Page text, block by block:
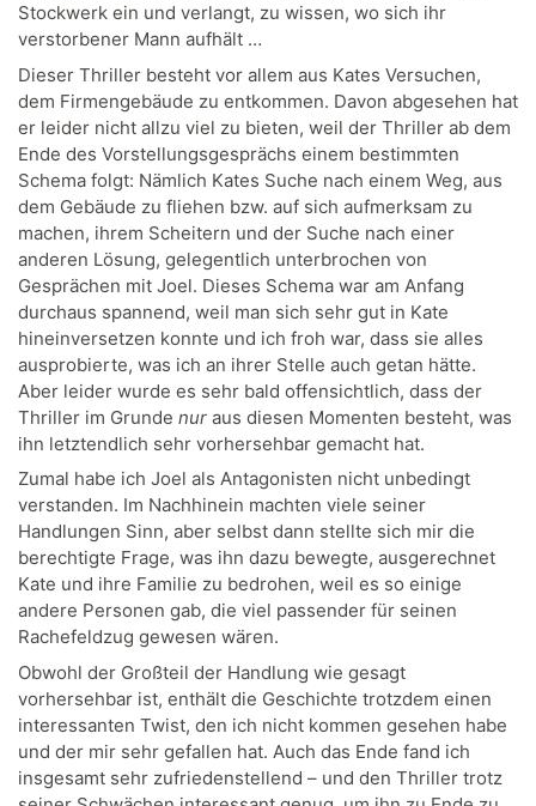
Stockwerk ein und verlangt, zu wissen, wo sich ihr
verstorbener Mann aufhält …
Dieser Thriller besteht vor allem aus Kates Versuchen,
dem Firmengebäude zu entkommen. Davon abgesehen hat
er leider nicht allzu viel zu bieten, weil der Thriller ab dem
Ende des Vorstellungsgesprächs einem bestimmten
Schema folgt: Nämlich Kates Suche nach einem Weg, aus
dem Gebäude zu fliehen bzw. auf sich aufmerksam zu
machen, ihrem Scheitern und der Suche nach einer
anderen Lösung, gelegentlich unterbrochen von
Gesprächen mit Joel. Dieses Schema war am Anfang
durchaus spannend, weil man sich sehr gut in Kate
hineinversetzen konnte und ich froh war, dass sie alles
ausprobierte, was ich an ihrer Stelle auch getan hätte.
Aber leider wurde es sehr bald offensichtlich, dass der
Thriller im Grunde nur aus diesen Momenten besteht, was
ihn letztendlich sehr vorhersehbar gemacht hat.
Zumal habe ich Joel als Antagonisten nicht unbedingt
verstanden. Im Nachhinein machten viele seiner
Handlungen Sinn, aber selbst dann stellte sich mir die
berechtigte Frage, was ihn dazu bewegte, ausgerechnet
Kate und ihre Familie zu bedrohen, weil es so einige
andere Personen gab, die viel passender für seinen
Rachefeldzug gewesen wären.
Obwohl der Großteil der Handlung wie gesagt
vorhersehbar ist, enthält die Geschichte trotzdem einen
interessanten Twist, den ich nicht kommen gesehen habe
und der mir sehr gefallen hat. Auch das Ende fand ich
insgesamt sehr zufriedenstellend – und den Thriller trotz